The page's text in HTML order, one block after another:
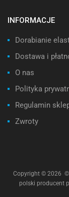
INFORMACJE
Dorabianie
Dostawa i
O nas
Polityka
Regulamin
Zwroty
Copyright © 2026 ©
polski producent